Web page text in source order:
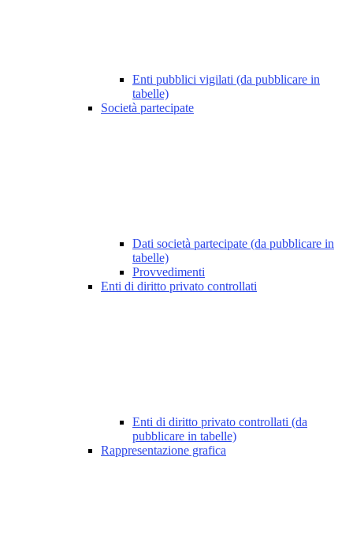
Enti pubblici vigilati (da pubblicare in
tabelle)
Società partecipate
Dati società partecipate (da pubblicare in
tabelle)
Provvedimenti
Enti di diritto privato controllati
Enti di diritto privato controllati (da
pubblicare in tabelle)
Rappresentazione grafica